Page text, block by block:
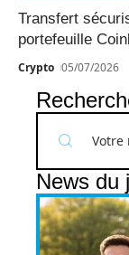
Transfert
portefeuille
Crypto 05/07/2026
News du